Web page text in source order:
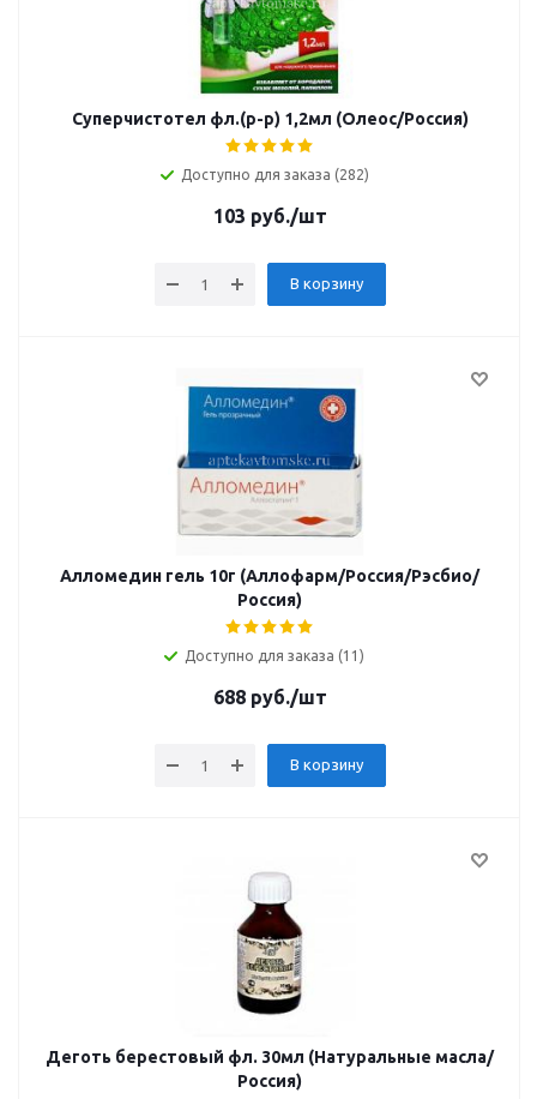
Суперчистотел фл.(р-р) 1,2мл (Олеос/Россия)
Доступно для заказа (282)
103 руб./шт
В корзину
Алломедин гель 10г (Аллофарм/Россия/Рэсбио/
Россия)
Доступно для заказа (11)
688руб./шт
В корзину
Деготь берестовый фл. 30мл (Натуральные масла/
Россия)